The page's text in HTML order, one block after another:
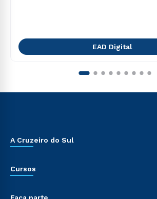
EAD Digital
A Cruzeiro do Sul
Cursos